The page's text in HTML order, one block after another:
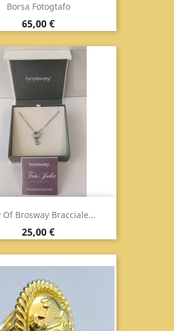
Borsa Fotogtafo
Prix
65,00 €
Of Brosway Bracciale...
Prix
25,00 €